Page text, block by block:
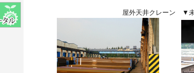
屋外天井クレーン ▼